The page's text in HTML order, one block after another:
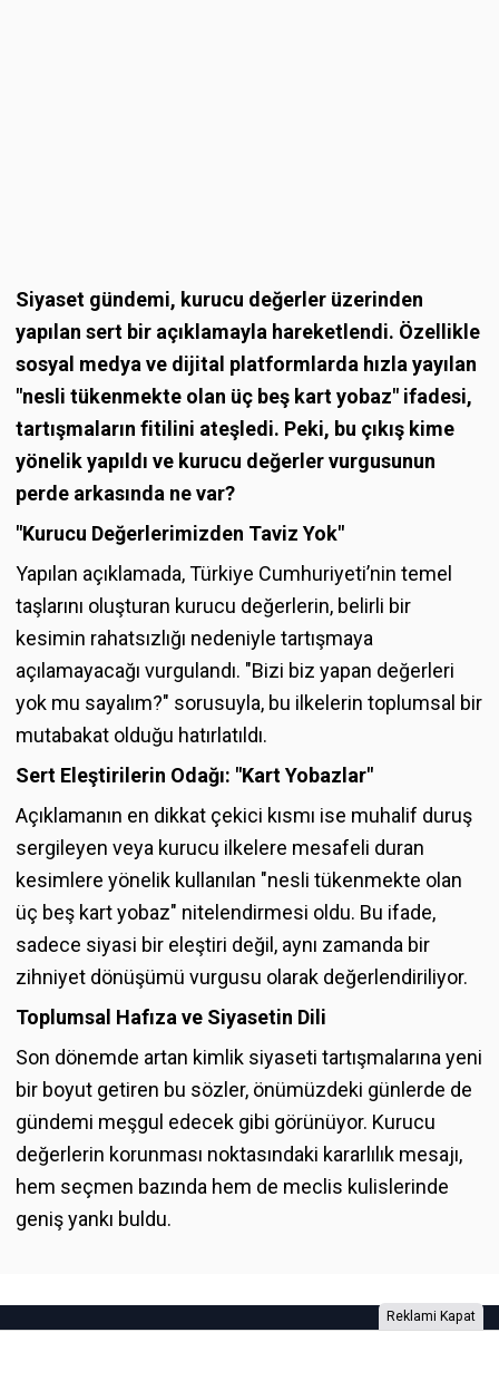
Siyaset gündemi, kurucu değerler üzerinden
yapılan sert bir açıklamayla hareketlendi. Özellikle
sosyal medya ve dijital platformlarda hızla yayılan
"nesli tükenmekte olan üç beş kart yobaz" ifadesi,
tartışmaların fitilini ateşledi. Peki, bu çıkış kime
yönelik yapıldı ve kurucu değerler vurgusunun
perde arkasında ne var?
"Kurucu Değerlerimizden Taviz Yok"
Yapılan açıklamada, Türkiye Cumhuriyeti’nin temel
taşlarını oluşturan kurucu değerlerin, belirli bir
kesimin rahatsızlığı nedeniyle tartışmaya
açılamayacağı vurgulandı. "Bizi biz yapan değerleri
yok mu sayalım?" sorusuyla, bu ilkelerin toplumsal bir
mutabakat olduğu hatırlatıldı.
Sert Eleştirilerin Odağı: "Kart Yobazlar"
Açıklamanın en dikkat çekici kısmı ise muhalif duruş
sergileyen veya kurucu ilkelere mesafeli duran
kesimlere yönelik kullanılan "nesli tükenmekte olan
üç beş kart yobaz" nitelendirmesi oldu. Bu ifade,
sadece siyasi bir eleştiri değil, aynı zamanda bir
zihniyet dönüşümü vurgusu olarak değerlendiriliyor.
Toplumsal Hafıza ve Siyasetin Dili
Son dönemde artan kimlik siyaseti tartışmalarına yeni
bir boyut getiren bu sözler, önümüzdeki günlerde de
gündemi meşgul edecek gibi görünüyor. Kurucu
değerlerin korunması noktasındaki kararlılık mesajı,
hem seçmen bazında hem de meclis kulislerinde
geniş yankı buldu.
Reklami Kapat